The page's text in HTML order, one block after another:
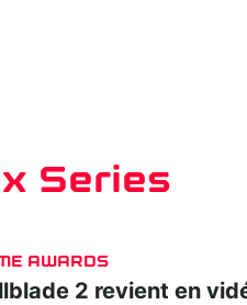
Series
AWARDS
2 revient en